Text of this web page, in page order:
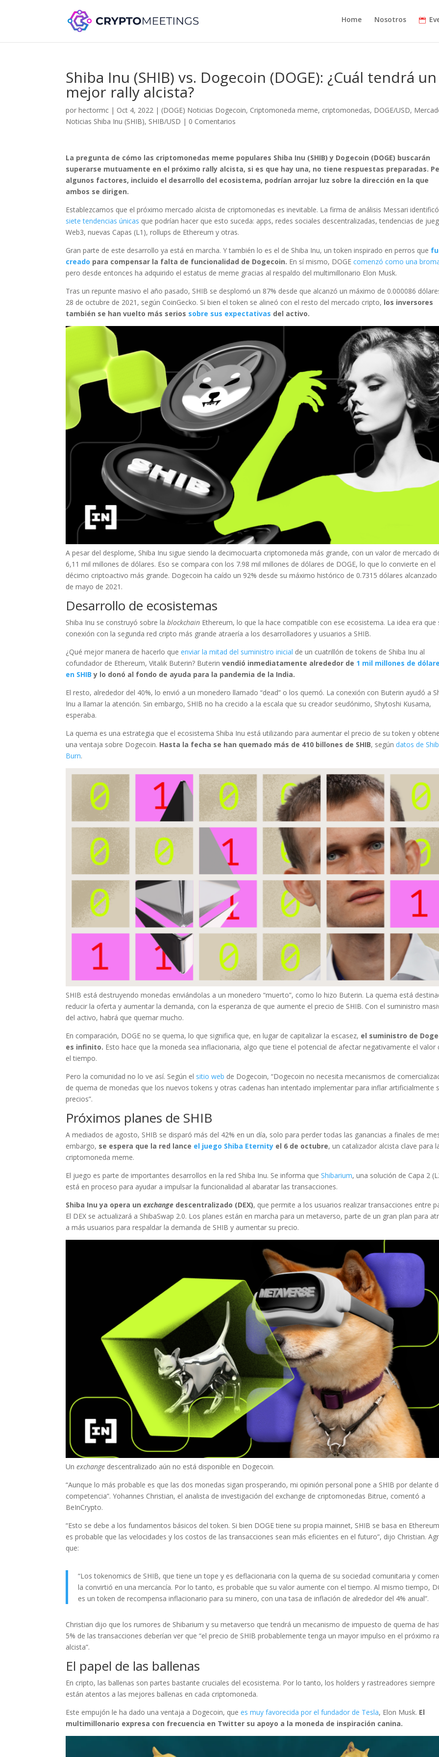
Home Nosotros
Shiba Inu (SHIB) vs. Dogecoin (DOGE): ¿Cuál tendrá un
mejor rally alcista?
porhectormc | Oct 4, 2022 | (DOGE) Noticias Dogecoin, Criptomoneda meme, criptomonedas, DOGE/USD,
Noticias Shiba Inu (SHIB), SHIB/USD | 0 Comentarios
La pregunta de cómo las criptomonedas meme populares Shiba Inu (SHIB) y Dogecoin (DOGE) buscarán
superarse mutuamente en el próximo rally alcista, si es que hay una, no tiene respuestas preparadas.
algunos factores, incluido el desarrollo del ecosistema, podrían arrojar luz sobre la dirección en la que
ambos se dirigen.
Establezcamos que el próximo mercado alcista de criptomonedas es inevitable. La firma de análisis Messari identificó
siete tendencias únicas que podrían hacer que esto suceda: apps, redes sociales descentralizadas, tendencias de
Web3, nuevas Capas (L1), rollups de Ethereum y otras.
Gran parte de este desarrollo ya está en marcha. Y también lo es el de Shiba Inu, un token inspirado en perros que
creado para compensar la falta de funcionalidad de Dogecoin. En sí mismo, DOGEcomenzó como una
pero desde entonces ha adquirido el estatus de meme gracias al respaldo del multimillonario Elon Musk.
Tras un repunte masivo el año pasado, SHIB se desplomó un 87% desde que alcanzó un máximo de 0.000086
28 de octubre de 2021, según CoinGecko. Si bien el token se alineó con el resto del mercado cripto, los inversores
también se han vuelto más serios sobre sus expectativas del activo.
A pesar del desplome, Shiba Inu sigue siendo la decimocuarta criptomoneda más grande, con un valor de mercado
6,11 mil millones de dólares. Eso se compara con los 7.98 mil millones de dólares de DOGE, lo que lo convierte en el
décimo criptoactivo más grande. Dogecoin ha caído un 92% desde su máximo histórico de 0.7315 dólares alcanzado
de mayo de 2021.
Desarrollo de ecosistemas
Shiba Inu se construyó sobre lablockchain Ethereum, lo que la hace compatible con ese ecosistema. La idea era que
conexión con la segunda red cripto más grande atraería a los desarrolladores y usuarios a SHIB.
¿Qué mejor manera de hacerlo queenviar la mitad del suministro inicial de un cuatrillón de tokens de Shiba Inu al
cofundador de Ethereum, Vitalik Buterin? Buterinvendió inmediatamente alrededor de 1 mil millones de
en SHIB y lo donó al fondo de ayuda para la pandemia de la India.
El resto, alrededor del 40%, lo envió a un monedero llamado “dead” o los quemó. La conexión con Buterin ayudó a
Inu a llamar la atención. Sin embargo, SHIB no ha crecido a la escala que su creador seudónimo, Shytoshi Kusama,
esperaba.
La quema es una estrategia que el ecosistema Shiba Inu está utilizando para aumentar el precio de su token y
una ventaja sobre Dogecoin. Hasta la fecha se han quemado más de 410 billones de SHIB, segúndatos de Shib
Burn.
SHIB está destruyendo monedas enviándolas a un monedero “muerto”, como lo hizo Buterin. La quema está
reducir la oferta y aumentar la demanda, con la esperanza de que aumente el precio de SHIB. Con el suministro
del activo, habrá que quemar mucho.
En comparación, DOGE no se quema, lo que significa que, en lugar de capitalizar la escasez, el suministro de
es infinito. Esto hace que la moneda sea inflacionaria, algo que tiene el potencial de afectar negativamente el valor
el tiempo.
Pero la comunidad no lo ve así. Según el sitio web de Dogecoin, “Dogecoin no necesita mecanismos de
de quema de monedas que los nuevos tokens y otras cadenas han intentado implementar para inflar artificialmente
precios”.
Próximos planes de SHIB
A mediados de agosto, SHIB se disparó más del 42% en un día, solo para perder todas las ganancias a finales de
embargo, se espera que la red lance el juego Shiba Eternity el 6 de octubre, un catalizador alcista clave para
criptomoneda meme.
El juego es parte de importantes desarrollos en la red Shiba Inu. Se informa queShibarium, una solución de Capa 2
está en proceso para ayudar a impulsar la funcionalidad al abaratar las transacciones.
Shiba Inu ya opera unexchange descentralizado (DEX), que permite a los usuarios realizar transacciones entre
El DEX se actualizará a ShibaSwap 2.0. Los planes están en marcha para un metaverso, parte de un gran plan para
a más usuarios para respaldar la demanda de SHIB y aumentar su precio.
Unexchange descentralizado aún no está disponible en Dogecoin.
“Aunque lo más probable es que las dos monedas sigan prosperando, mi opinión personal pone a SHIB por delante
competencia”. Yohannes Christian, el analista de investigación del exchange de criptomonedas Bitrue, comentó a
BeInCrypto.
“Esto se debe a los fundamentos básicos del token. Si bien DOGE tiene su propia mainnet, SHIB se basa en
es probable que las velocidades y los costos de las transacciones sean más eficientes en el futuro”, dijo Christian.
que:
“Los tokenomics de SHIB, que tiene un tope y es deflacionaria con la quema de su sociedad comunitaria y
la convirtió en una mercancía. Por lo tanto, es probable que su valor aumente con el tiempo. Al mismo tiempo,
es un token de recompensa inflacionario para su minero, con una tasa de inflación de alrededor del 4% anual”.
Christian dijo que los rumores de Shibarium y su metaverso que tendrá un mecanismo de impuesto de quema de
5% de las transacciones deberían ver que “el precio de SHIB probablemente tenga un mayor impulso en el próximo
alcista”.
El papel de las ballenas
En cripto, las ballenas son partes bastante cruciales del ecosistema. Por lo tanto, los holders y rastreadores siempre
están atentos a las mejores ballenas en cada criptomoneda.
Este empujón le ha dado una ventaja a Dogecoin, quees muy favorecida por el fundador de Tesla, Elon Musk. El
multimillonario expresa con frecuencia en Twitter su apoyo a la moneda de inspiración canina.